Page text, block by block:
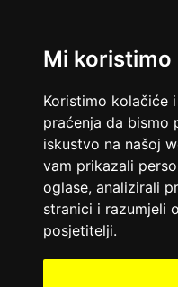
Mi koristimo
Koristimo kolačiće
praćenja da bismo
iskustvo na našoj
vam prikazali
oglase, analizirali
stranici i razumjeli
posjetitelji.